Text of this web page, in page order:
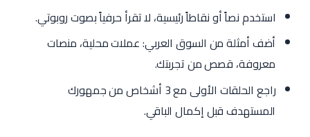
استخدم نصاً أو نقاطاً رئيسية، لا تقرأ حرفياً بصوت روبوتي.
أضف أمثلة من السوق العربي: عملات محلية، منصات
معروفة، قصص من تجربتك.
راجع الحلقات الأولى مع 3 أشخاص من جمهورك
المستهدف قبل إكمال الباقي.